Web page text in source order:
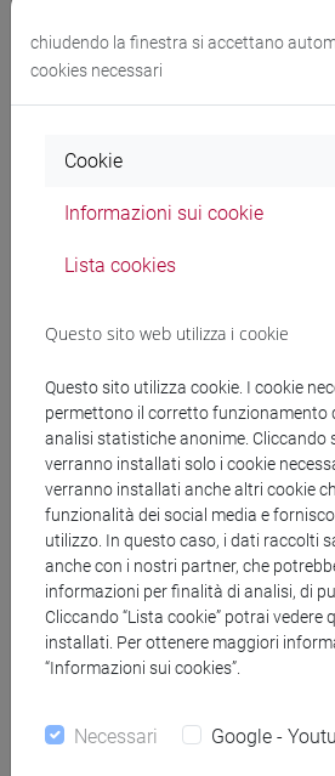
Proseguire gli studi
Master e alta
Dottorati di ricerca
chiudendo la finestra si accettano
cookies necessari
Cookie
Informazioni sui cookie
Lista cookies
Questo sito web utilizza i cookie
Questo sito utilizza cookie. I cookie
permettono il corretto funzionamento
analisi statistiche anonime. Cliccando
verranno installati solo i cookie
verranno installati anche altri cookie
funzionalità dei social media e
utilizzo. In questo caso, i dati raccolti
anche con i nostri partner, che
informazioni per finalità di analisi, di
Cliccando “Lista cookie” potrai vedere
installati. Per ottenere maggiori
“Informazioni sui cookies”.
Necessari Google -